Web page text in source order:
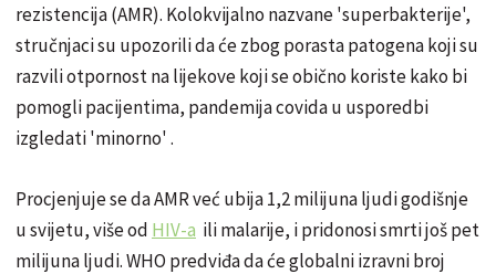
rezistencija (AMR). Kolokvijalno nazvane 'superbakterije',
stručnjaci su upozorili da će zbog porasta patogena koji su
razvili otpornost na lijekove koji se obično koriste kako bi
pomogli pacijentima, pandemija covida u usporedbi
izgledati 'minorno' .
Procjenjuje se da AMR već ubija 1,2 milijuna ljudi godišnje
u svijetu, više od HIV-a ili malarije, i pridonosi smrti još pet
milijuna ljudi. WHO predviđa da će globalni izravni broj